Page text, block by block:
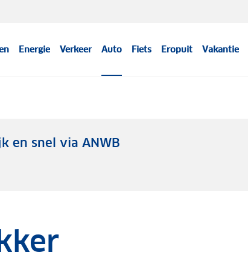
Energie Verkeer Auto Fiets Eropuit Vakantie
en snel via ANWB